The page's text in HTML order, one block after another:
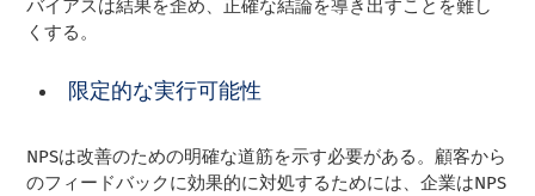
バイアスは結果を歪め、正確な結論を導き出すことを難し
くする。
限定的な実行可能性
NPSは改善のための明確な道筋を示す必要がある。顧客から
のフィードバックに効果的に対処するためには、企業はNPS